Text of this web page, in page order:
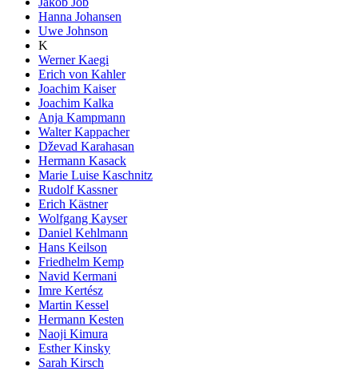
Hanna Johansen
Uwe Johnson
K
Werner Kaegi
Erich von Kahler
Joachim Kaiser
Joachim Kalka
Anja Kampmann
Walter Kappacher
Dževad Karahasan
Hermann Kasack
Marie Luise Kaschnitz
Rudolf Kassner
Erich Kästner
Wolfgang Kayser
Daniel Kehlmann
Hans Keilson
Friedhelm Kemp
Navid Kermani
Imre Kertész
Martin Kessel
Hermann Kesten
Naoji Kimura
Esther Kinsky
Sarah Kirsch